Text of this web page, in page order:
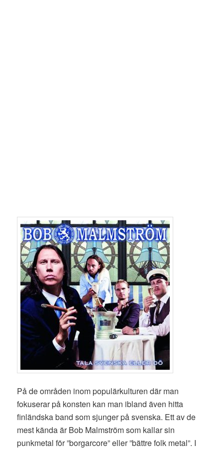
På de områden inom populärkulturen där man
fokuserar på konsten kan man ibland även hitta
finländska band som sjunger på svenska. Ett av de
mest kända är Bob Malmström som kallar sin
punkmetal för ”borgarcore” eller ”bättre folk metal”. I